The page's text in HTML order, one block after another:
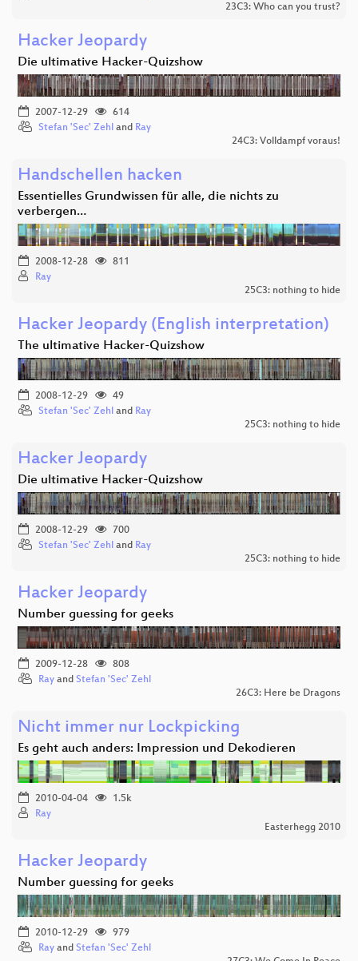
23C3: Who can you trust?
Hacker Jeopardy
Die ultimative Hacker-Quizshow
2007-12-29
614
Stefan 'Sec' Zehl and Ray
24C3: Volldampf voraus!
Handschellen hacken
Essentielles Grundwissen für alle, die nichts zu
verbergen…
2008-12-28
811
Ray
25C3: nothing to hide
Hacker Jeopardy (English interpretation)
The ultimative Hacker-Quizshow
2008-12-29
49
Stefan 'Sec' Zehl and Ray
25C3: nothing to hide
Hacker Jeopardy
Die ultimative Hacker-Quizshow
2008-12-29
700
Stefan 'Sec' Zehl and Ray
25C3: nothing to hide
Hacker Jeopardy
Number guessing for geeks
2009-12-28
808
Ray and Stefan 'Sec' Zehl
26C3: Here be Dragons
Nicht immer nur Lockpicking
Es geht auch anders: Impression und Dekodieren
2010-04-04
1.5k
Ray
Easterhegg 2010
Hacker Jeopardy
Number guessing for geeks
2010-12-29
979
Ray and Stefan 'Sec' Zehl